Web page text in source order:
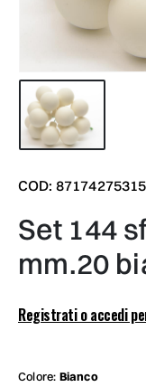
COD:
set 144 sfere pick vetro
mm.20
Registrati o accedi
Colore: Bianco